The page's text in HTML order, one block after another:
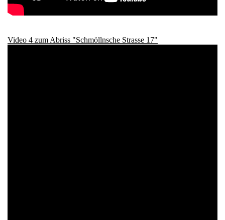
Video 4 zum Abriss "Schmöllnsche Strasse 17"